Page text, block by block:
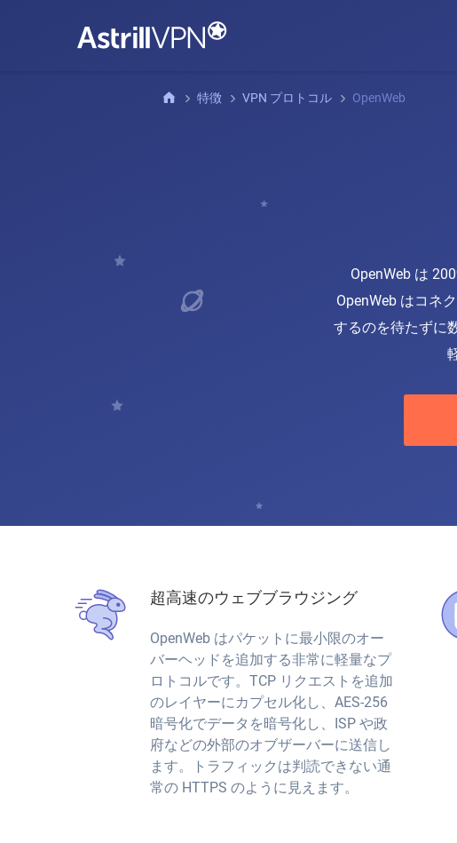
特徴 VPN プロトコル OpenWeb
OpenWeb は
OpenWeb はコネ
するのを待たずに
超高速のウェブブラウジング
OpenWeb はパケットに最小限のオー
バーヘッドを追加する非常に軽量なプ
ロトコルです。TCP リクエストを追加
のレイヤーにカプセル化し、AES-256
暗号化でデータを暗号化し、ISP や政
府などの外部のオブザーバーに送信し
ます。トラフィックは判読できない通
常の HTTPS のように見えます。